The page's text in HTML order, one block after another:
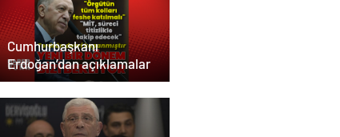
Cumhurbaşkanı
Erdoğan’dan açıklamalar